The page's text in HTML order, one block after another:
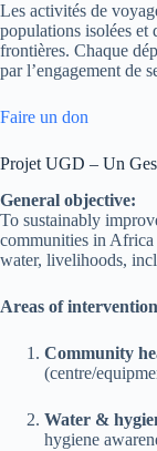
Les activités de
populations isolées et
frontières. Chaque
par l’engagement de
Faire un don
Projet UGD – Un
General objective:
To sustainably
communities in Africa
water, livelihoods,
Areas of intervention
Community
(centre/
Water &
hygiene